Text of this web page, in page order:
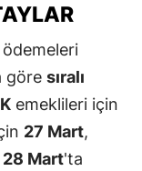
ödemeleri
göre sıralı
emeklileri için
27 Mart,
28 Mart'ta